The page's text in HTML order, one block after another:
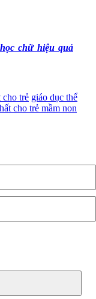
chữ hiệu quả
cho trẻ giáo dục thể
cho trẻ mầm non